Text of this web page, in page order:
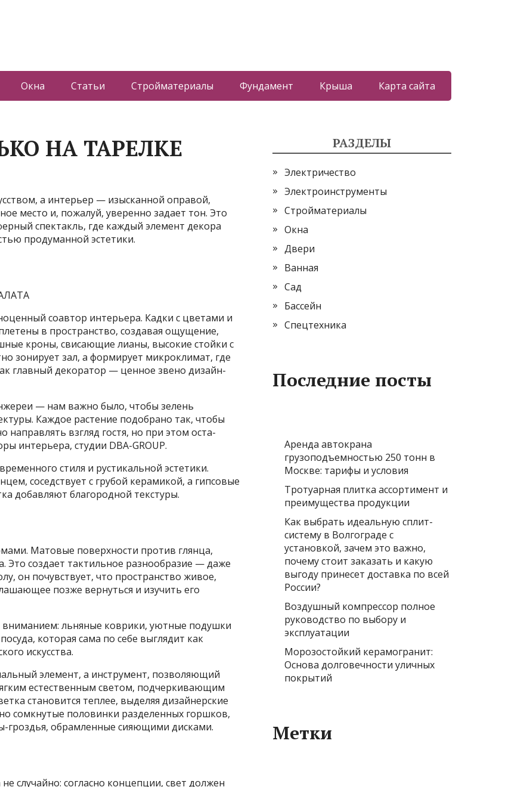
Окна Статьи Стройматериалы Фундамент Крыша Карта сайта
НА ТАРЕЛКЕ
а интерьер — изысканной оправой,
место и, пожалуй, уверенно задает тон. Это
спектакль, где каждый элемент декора
продуманной эстетики.
соавтор интерьера. Кадки с цветами и
в пространство, создавая ощущение,
кроны, свисающие лианы, высокие стойки с
зонирует зал, а формирует микроклимат, где
главный декоратор — ценное звено дизайн-
— нам важно было, чтобы зелень
Каждое растение подобрано так, чтобы
взгляд гостя, но при этом оста-
интерьера, студии DBA-GROUP.
стиля и рустикальной эстетики.
соседствует с грубой керамикой, а гипсовые
добавляют благородной текстуры.
Матовые поверхности против глянца,
Это создает тактильное разнообразие — даже
он почувствует, что пространство живое,
позже вернуться и изучить его
вниманием: льняные коврики, уютные подушки
которая сама по себе выглядит как
искусства.
элемент, а инструмент, позволяющий
естественным светом, подчеркивающим
становится теплее, выделяя дизайнерские
сомкнутые половинки разделенных горшков,
гроздья, обрамленные сияющими дисками.
случайно: согласно концепции, свет должен
РАЗДЕЛЫ
Электричество
Электроинструменты
Стройматериалы
Окна
Двери
Ванная
Сад
Бассейн
Спецтехника
Последние посты
Аренда автокрана
грузоподъемностью 250 тонн в
Москве: тарифы и условия
Тротуарная плитка ассортимент и
преимущества продукции
Как выбрать идеальную сплит-
систему в Волгограде с
установкой, зачем это важно,
почему стоит заказать и какую
выгоду принесет доставка по всей
России?
Воздушный компрессор полное
руководство по выбору и
эксплуатации
Морозостойкий керамогранит:
Основа долговечности уличных
покрытий
Метки